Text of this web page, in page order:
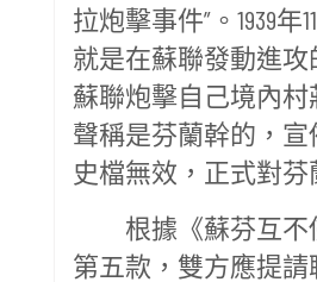
拉炮擊事件”。1939年
就是在蘇聯發動進攻
蘇聯炮擊自己境內村
聲稱是芬蘭幹的，宣
史檔無效，正式對芬
根據《蘇芬互不
第五款，雙方應提請